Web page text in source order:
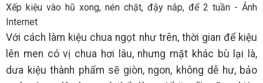
Xếp kiệu vào hũ xong, nén chặt, đậy nắp, để 2 tuần - Ảnh
Internet
Với cách làm kiệu chua ngọt như trên, thời gian để kiệu
lên men có vị chua hơi lâu, nhưng mặt khác bù lại là,
dưa kiệu thành phẩm sẽ giòn, ngon, không dễ hư, bảo